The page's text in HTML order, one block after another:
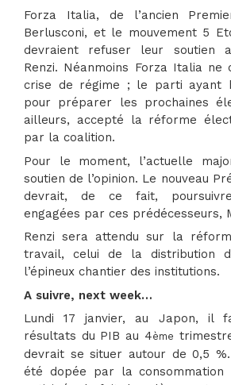
Forza Italia, de l’ancien
Berlusconi, et le mouvement 5
devraient refuser leur soutien
Renzi. Néanmoins Forza Italia
crise de régime ; le parti ayant
pour préparer les prochaines
ailleurs, accepté la réforme
par la coalition.
Pour le moment, l’actuelle
soutien de l’opinion. Le nouveau
devrait, de ce fait,
engagées par ces prédécesseurs,
Renzi sera attendu sur la
travail, celui de la distribution
l’épineux chantier des institutions.
A suivre, next week…
Lundi 17 janvier, au Japon, il
résultats du PIB au 4ème
devrait se situer autour de 0,5
été dopée par la consommation